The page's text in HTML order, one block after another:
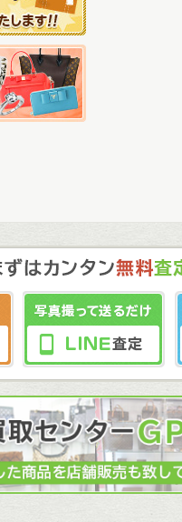
メール査定